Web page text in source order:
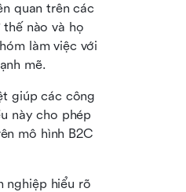
quan trên các
nào và họ
làm việc với
mẽ.
giúp các công
này cho phép
mô hình B2C
nghiệp hiểu rõ